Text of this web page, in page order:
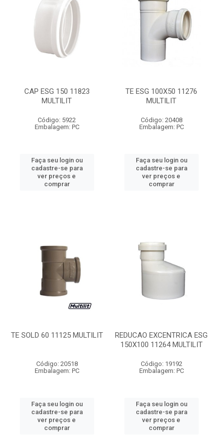
CAP ESG 150 11823
MULTILIT
Código: 5922
Embalagem: PC
Faça seu login ou
cadastre-se para
ver preços e
comprar
TE ESG 100X50 11276
MULTILIT
Código: 20408
Embalagem: PC
Faça seu login ou
cadastre-se para
ver preços e
comprar
TE SOLD 60 11125 MULTILIT
Código: 20518
Embalagem: PC
Faça seu login ou
cadastre-se para
ver preços e
comprar
REDUCAO EXCENTRICA ESG
150X100 11264 MULTILIT
Código: 19192
Embalagem: PC
Faça seu login ou
cadastre-se para
ver preços e
comprar